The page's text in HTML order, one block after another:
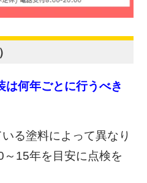
は何年ごとに行うべき
る塗料によって異なり
～15年を目安に点検を